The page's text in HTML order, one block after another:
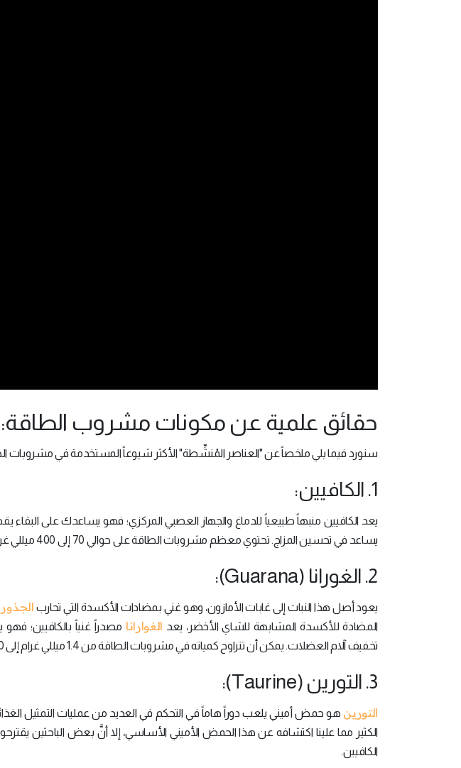
حقائق علمية عن مكونات مشروب الطاقة:
سنورد فيما يلي ملخصاً عن "العناصر المُنشِّطة" الأكثر شيوعاً المستخدمة في مشروبات
1. الكافيين:
يعد الكافيين منبهاً طبيعياً للدماغ والجهاز العصبي المركزي؛ فهو يساعدك على البقاء
يساعد في تحسين المزاج. تحتوي معظم مشروبات الطاقة على حوالي 70 إلى 400 ميللي غراماً من الكافيين في كل 473 ميللي ليتراً منها.
2. الغورانا (Guarana):
يعود أصل هذا النبات إلى غابات الأمازون، وهو غني بمضادات الأكسدة التي تحارب
المضادة للأكسدة المشابهة للشاي الأخضر، يعد الغوارانا مصدراً غنياً بالكافيين؛
تخفيف آلام العضلات. يمكن أن تتراوح كمياته في مشروبات الطاقة من 1.4 ميللي غرام إلى 300 ميللي غرام.
3. التورين (Taurine):
التورين هو حمض أميني يلعب دوراً هاماً في التحكم في العديد من عمليات التمثيل
الكثير مما علينا اكتشافه عن هذا الحمض الأميني الأساسي، إلا أنَّ بعض الباحثين
الكافيين.